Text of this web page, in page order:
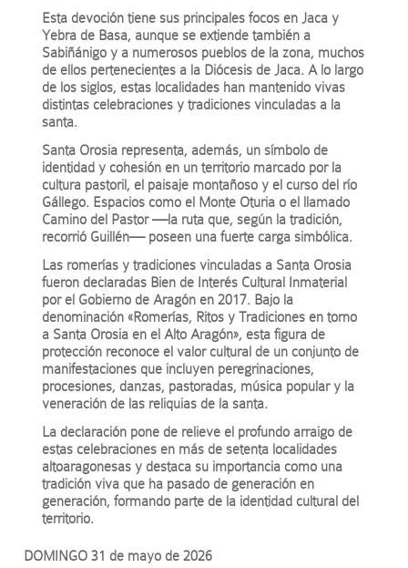
Esta devoción tiene sus principales focos en Jaca y
Yebra de Basa, aunque se extiende también a
Sabiñánigo y a numerosos pueblos de la zona, muchos
de ellos pertenecientes a la Diócesis de Jaca. A lo largo
de los siglos, estas localidades han mantenido vivas
distintas celebraciones y tradiciones vinculadas a la
santa.
Santa Orosia representa, además, un símbolo de
identidad y cohesión en un territorio marcado por la
cultura pastoril, el paisaje montañoso y el curso del río
Gállego. Espacios como el Monte Oturia o el llamado
Camino del Pastor —la ruta que, según la tradición,
recorrió Guillén— poseen una fuerte carga simbólica.
Las romerías y tradiciones vinculadas a Santa Orosia
fueron declaradas Bien de Interés Cultural Inmaterial
por el Gobierno de Aragón en 2017. Bajo la
denominación «Romerías, Ritos y Tradiciones en torno
a Santa Orosia en el Alto Aragón», esta figura de
protección reconoce el valor cultural de un conjunto de
manifestaciones que incluyen peregrinaciones,
procesiones, danzas, pastoradas, música popular y la
veneración de las reliquias de la santa.
La declaración pone de relieve el profundo arraigo de
estas celebraciones en más de setenta localidades
altoaragonesas y destaca su importancia como una
tradición viva que ha pasado de generación en
generación, formando parte de la identidad cultural del
territorio.
DOMINGO 31 de mayo de 2026